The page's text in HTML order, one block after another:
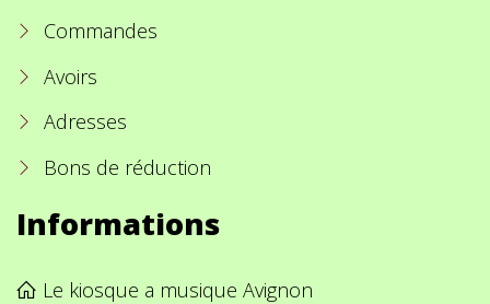
Commandes
Avoirs
Adresses
Bons de réduction
Informations
Le kiosque a musique Avignon